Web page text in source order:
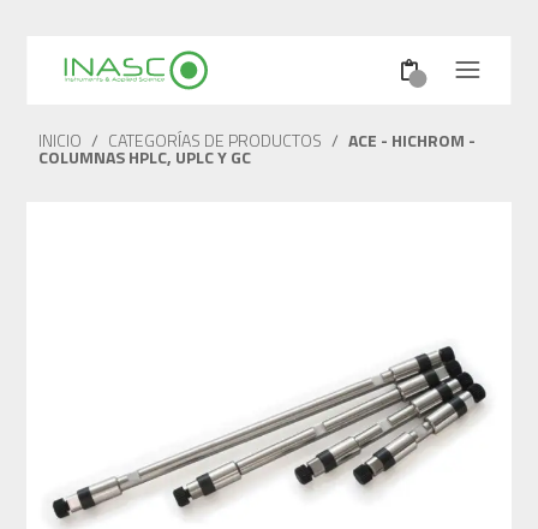
INICIO / CATEGORÍAS DE PRODUCTOS / ACE - HICHROM -
COLUMNAS HPLC, UPLC Y GC